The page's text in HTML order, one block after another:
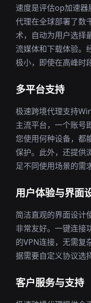
速度是评估op加速器
代理在全球部署了数
术，自动为用户选择
流媒体和下载体验。
极小，即使在高峰时
多平台支持
极速跨境代理支持
主流平台，一个账号
您使用何种设备，都
保护。此外，还提供
足不同使用场景的需
用户体验与界面
简洁直观的界面设计
非常友好。一键连接
的VPN连接，无需复
据需要自定义协议选
客户服务与支持